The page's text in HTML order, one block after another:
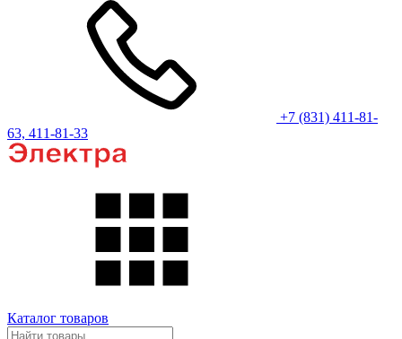
+7 (831) 411-81-
63, 411-81-33
Каталог товаров